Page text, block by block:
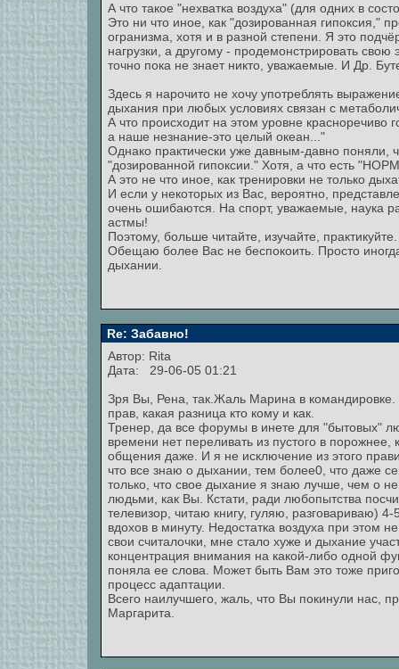
А что такое "нехватка воздуха" (для одних в
Это ни что иное, как "дозированная гипоксия,"
огранизма, хотя и в разной степени. Я это
нагрузки, а другому - продемонстрировать
точно пока не знает никто, уважаемые. И Др.
Здесь я нарочито не хочу употреблять
дыхания при любых условиях связан с
А что происходит на этом уровне красноречиво
а наше незнание-это целый океан..."
Однако практически уже давным-давно поняли,
"дозированной гипоксии." Хотя, а что есть
А это не что иное, как тренировки не только
И если у некоторых из Вас, вероятно,
очень ошибаются. На спорт, уважаемые, наука
астмы!
Поэтому, больше читайте, изучайте,
Обещаю более Вас не беспокоить. Просто
дыхании.
Re: Забавно!
Автор: Rita
Дата: 29-06-05 01:21
Зря Вы, Рена, так.Жаль Марина в
прав, какая разница кто кому и как.
Тренер, да все форумы в инете для "бытовых"
времени нет переливать из пустого в
общения даже. И я не исключение из этого
что все знаю о дыхании, тем более0, что даже
только, что свое дыхание я знаю лучше, чем о
людьми, как Вы. Кстати, ради любопытства
телевизор, читаю книгу, гуляю, разговариваю)
вдохов в минуту. Недостатка воздуха при этом
свои считалочки, мне стало хуже и дыхание
концентрация внимания на какой-либо одной
поняла ее слова. Может быть Вам это тоже
процесс адаптации.
Всего наилучшего, жаль, что Вы покинули нас,
Маргарита.